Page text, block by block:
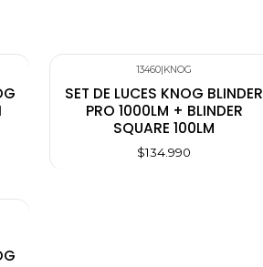
13460 KNOG
SET DE LUCES KNOG BLINDER
PRO 1000LM + BLINDER
SQUARE 100LM
$134.990